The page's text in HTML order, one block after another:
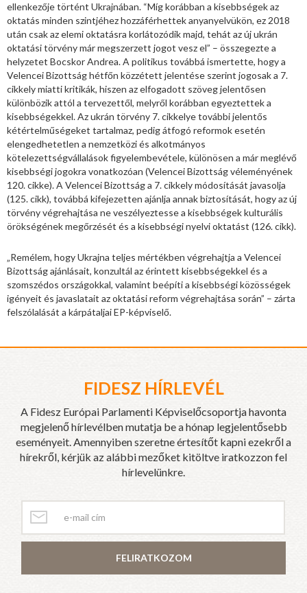
ellenkezője történt Ukrajnában. “Míg korábban a kisebbségek az
oktatás minden szintjéhez hozzáférhettek anyanyelvükön, ez 2018
után csak az elemi oktatásra korlátozódik majd, tehát az új ukrán
oktatási törvény már megszerzett jogot vesz el” – összegezte a
helyzetet Bocskor Andrea. A politikus továbbá ismertette, hogy a
Velencei Bizottság hétfőn közzétett jelentése szerint jogosak a 7.
cikkely miatti kritikák, hiszen az elfogadott szöveg jelentősen
különbözik attól a tervezettől, melyről korábban egyeztettek a
kisebbségekkel. Az ukrán törvény 7. cikkelye további jelentős
kétértelműségeket tartalmaz, pedig átfogó reformok esetén
elengedhetetlen a nemzetközi és alkotmányos
kötelezettségvállalások figyelembevétele, különösen a már meglévő
kisebbségi jogokra vonatkozóan (Velencei Bizottság véleményének
120. cikke). A Velencei Bizottság a 7. cikkely módosítását javasolja
(125. cikk), továbbá kifejezetten ajánlja annak biztosítását, hogy az új
törvény végrehajtása ne veszélyeztesse a kisebbségek kulturális
örökségének megőrzését és a kisebbségi nyelvi oktatást (126. cikk).
„Remélem, hogy Ukrajna teljes mértékben végrehajtja a Velencei
Bizottság ajánlásait, konzultál az érintett kisebbségekkel és a
szomszédos országokkal, valamint beépíti a kisebbségi közösségek
igényeit és javaslatait az oktatási reform végrehajtása során” – zárta
felszólalását a kárpátaljai EP-képviselő.
FIDESZ HÍRLEVÉL
A Fidesz Európai Parlamenti Képviselőcsoportja havonta
megjelenő hírlevélben mutatja be a hónap legjelentősebb
eseményeit. Amennyiben szeretne értesítőt kapni ezekről a
hírekről, kérjük az alábbi mezőket kitöltve iratkozzon fel
hírlevelünkre.
FELIRATKOZOM